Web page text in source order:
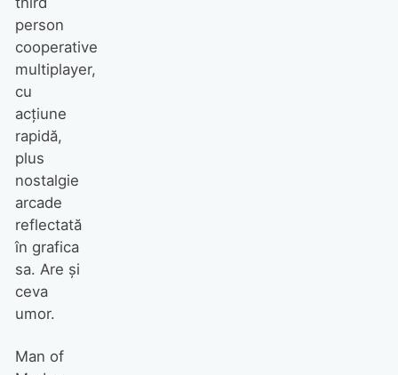
person
cooperative
multiplayer,
cu
acţiune
rapidă,
plus
nostalgie
arcade
reflectată
în grafica
sa. Are şi
ceva
umor.
Man of